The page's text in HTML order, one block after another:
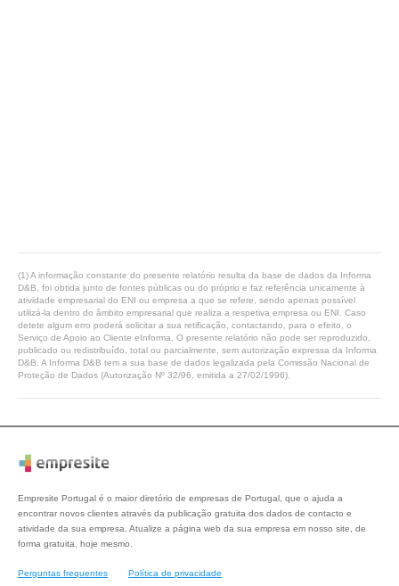
(1) A informação constante do presente relatório resulta da base de dados da Informa
D&B, foi obtida junto de fontes públicas ou do próprio e faz referência unicamente à
atividade empresarial do ENI ou empresa a que se refere, sendo apenas possível
utilizá-la dentro do âmbito empresarial que realiza a respetiva empresa ou ENI. Caso
detete algum erro poderá solicitar a sua retificação, contactando, para o efeito, o
Serviço de Apoio ao Cliente eInforma. O presente relatório não pode ser reproduzido,
publicado ou redistribuído, total ou parcialmente, sem autorização expressa da Informa
D&B. A Informa D&B tem a sua base de dados legalizada pela Comissão Nacional de
Proteção de Dados (Autorização Nº 32/96, emitida a 27/02/1996).
Empresite Portugal é o maior diretório de empresas de Portugal, que o ajuda a
encontrar novos clientes através da publicação gratuita dos dados de contacto e
atividade da sua empresa. Atualize a página web da sua empresa em nosso site, de
forma gratuita, hoje mesmo.
Perguntas frequentes Política de privacidade